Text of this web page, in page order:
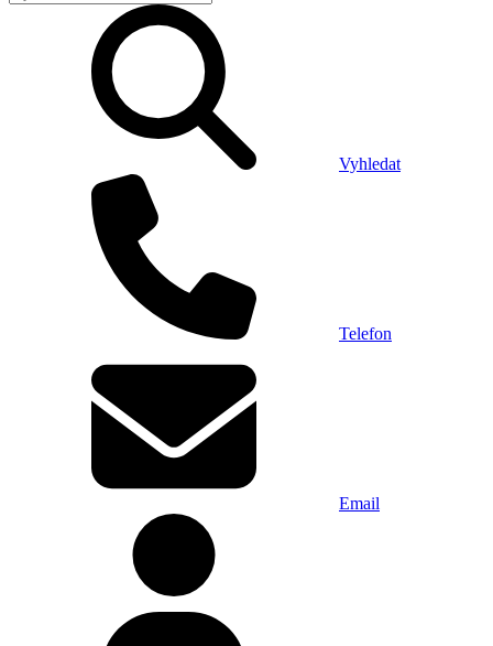
Vyhledat
Telefon
Email